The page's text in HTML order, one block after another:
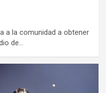
a la comunidad a obtener
de…